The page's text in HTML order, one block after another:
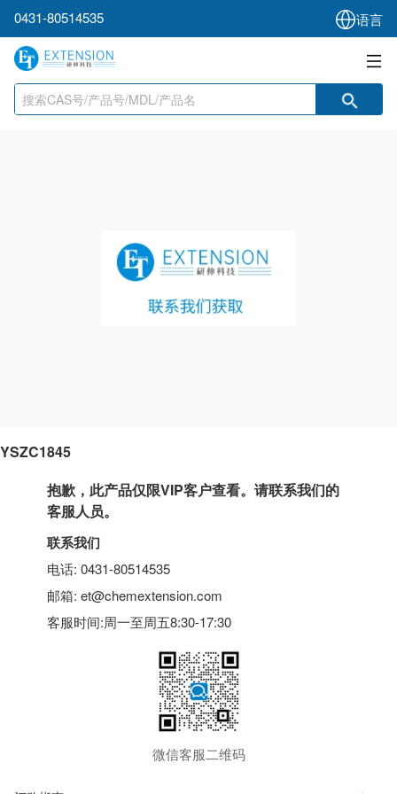
0431-80514535 语言
YSZC1845
抱歉，此产品仅限VIP客户查看。请联系我们的
客服人员。
联系我们
电话: 0431-80514535
邮箱: et@chemextension.com
客服时间:周一至周五8:30-17:30
微信客服二维码